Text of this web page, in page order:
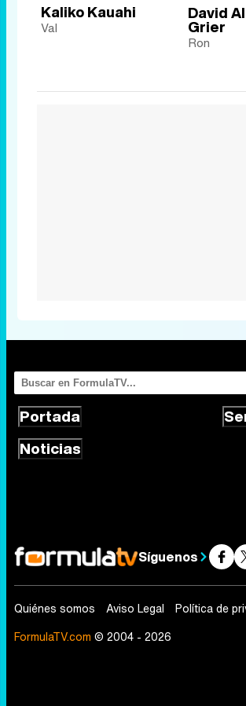
Kaliko Kauahi
Val
David
Grier
Ron
Portada
Noticias
Síguenos
Quiénes somos Aviso Legal Política de
FormulaTV.com © 2004 - 2026